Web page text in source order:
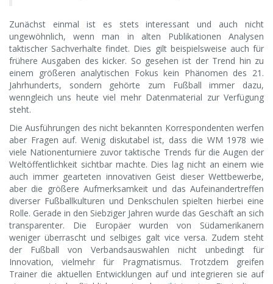
Zunächst einmal ist es stets interessant und auch nicht
ungewöhnlich, wenn man in alten Publikationen Analysen
taktischer Sachverhalte findet. Dies gilt beispielsweise auch für
frühere Ausgaben des kicker. So gesehen ist der Trend hin zu
einem größeren analytischen Fokus kein Phänomen des 21.
Jahrhunderts, sondern gehörte zum Fußball immer dazu,
wenngleich uns heute viel mehr Datenmaterial zur Verfügung
steht.
Die Ausführungen des nicht bekannten Korrespondenten werfen
aber Fragen auf. Wenig diskutabel ist, dass die WM 1978 wie
viele Nationenturniere zuvor taktische Trends für die Augen der
Weltöffentlichkeit sichtbar machte. Dies lag nicht an einem wie
auch immer gearteten innovativen Geist dieser Wettbewerbe,
aber die größere Aufmerksamkeit und das Aufeinandertreffen
diverser Fußballkulturen und Denkschulen spielten hierbei eine
Rolle. Gerade in den Siebziger Jahren wurde das Geschäft an sich
transparenter. Die Europäer wurden von Südamerikanern
weniger überrascht und selbiges galt vice versa. Zudem steht
der Fußball von Verbandsauswahlen nicht unbedingt für
Innovation, vielmehr für Pragmatismus. Trotzdem greifen
Trainer die aktuellen Entwicklungen auf und integrieren sie auf